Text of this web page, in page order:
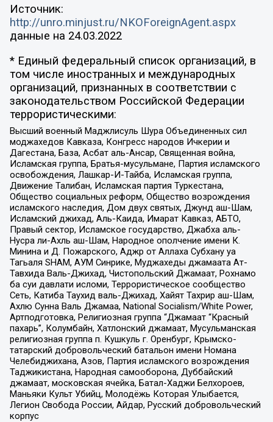
Источник:
http://unro.minjust.ru/NKOForeignAgent.aspx
данные на 24.03.2022
* Единый федеральный список организаций, в
том числе иностранных и международных
организаций, признанных в соответствии с
законодательством Российской Федерации
террористическими:
Высший военный Маджлисуль Шура Объединенных сил
моджахедов Кавказа, Конгресс народов Ичкерии и
Дагестана, База, Асбат аль-Ансар, Священная война,
Исламская группа, Братья-мусульмане, Партия исламского
освобождения, Лашкар-И-Тайба, Исламская группа,
Движение Талибан, Исламская партия Туркестана,
Общество социальных реформ, Общество возрождения
исламского наследия, Дом двух святых, Джунд аш-Шам,
Исламский джихад, Аль-Каида, Имарат Кавказ, АБТО,
Правый сектор, Исламское государство, Джабха аль-
Нусра ли-Ахль аш-Шам, Народное ополчение имени К.
Минина и Д. Пожарского, Аджр от Аллаха Субхану уа
Тагьаля SHAM, АУМ Синрике, Муджахеды джамаата Ат-
Тавхида Валь-Джихад, Чистопольский Джамаат, Рохнамо
ба суи давлати исломи, Террористическое сообщество
Сеть, Катиба Таухид валь-Джихад, Хайят Тахрир аш-Шам,
Ахлю Сунна Валь Джамаа, National Socialism/White Power,
Артподготовка, Религиозная группа “Джамаат “Красный
пахарь”, Колумбайн, Хатлонский джамаат, Мусульманская
религиозная группа п. Кушкуль г. Оренбург, Крымско-
татарский добровольческий батальон имени Номана
Челебиджихана, Азов, Партия исламского возрождения
Таджикистана, Народная самооборона, Дуббайский
джамаат, московская ячейка, Батал-Хаджи Белхороев,
Маньяки Культ Убийц, Молодёжь Которая Улыбается,
Легион Свобода России, Айдар, Русский добровольческий
корпус